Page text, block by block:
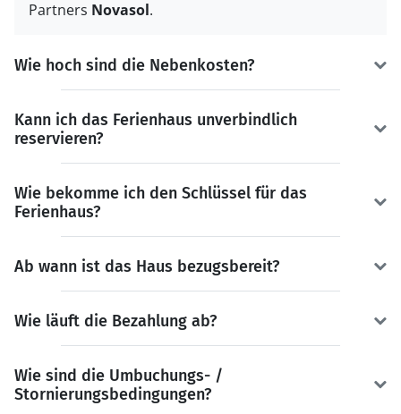
Partners Novasol.
Wie hoch sind die Nebenkosten?
Kann ich das Ferienhaus unverbindlich
reservieren?
Wie bekomme ich den Schlüssel für das
Ferienhaus?
Ab wann ist das Haus bezugsbereit?
Wie läuft die Bezahlung ab?
Wie sind die Umbuchungs- /
Stornierungsbedingungen?